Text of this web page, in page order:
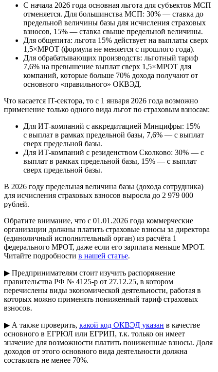
С начала 2026 года основная льгота для субъектов МСП
отменяется. Для большинства МСП: 30% — ставка до
предельной величины базы для исчисления страховых
взносов, 15% — ставка свыше предельной величины.
Для общепита: льгота 15% действует на выплаты сверх
1,5×МРОТ (формула не меняется с прошлого года).
Для обрабатывающих производств: льготный тариф
7,6% на превышение выплат сверх 1,5×МРОТ для
компаний, которые больше 70% дохода получают от
основного «правильного» ОКВЭД.
Что касается IT-сектора, то с 1 января 2026 года возможно
применение только одного вида льгот по страховым взносам:
Для ИТ-компаний с аккредитацией Минцифры: 15% —
с выплат в рамках предельной базы, 7,6% — с выплат
сверх предельной базы.
Для ИТ-компаний с резиденством Сколково: 30% — с
выплат в рамках предельной базы, 15% — с выплат
сверх предельной базы.
В 2026 году предельная величина базы (дохода сотрудника)
для исчисления страховых взносов выросла до 2 979 000
рублей.
Обратите внимание, что с 01.01.2026 года коммерческие
организации должны платить страховые взносы за директора
(единоличный исполнительный орган) из расчёта 1
федерального МРОТ, даже если его зарплата меньше МРОТ.
Читайте подробности в нашей статье.
▶ Предпринимателям стоит изучить распоряжение
правительства РФ № 4125-р от 27.12.25, в котором
перечислены виды экономической деятельности, работая в
которых можно применять пониженный тариф страховых
взносов.
▶ А также проверить, какой код ОКВЭД указан в качестве
основного в ЕГРЮЛ или ЕГРИП, т.к. только он имеет
значение для возможности платить пониженные взносы. Доля
доходов от этого основного вида деятельности должна
составлять не менее 70%.